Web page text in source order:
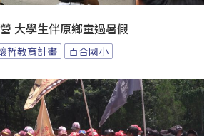
大學生伴原鄉童過暑假
哲教育計畫 百合國小